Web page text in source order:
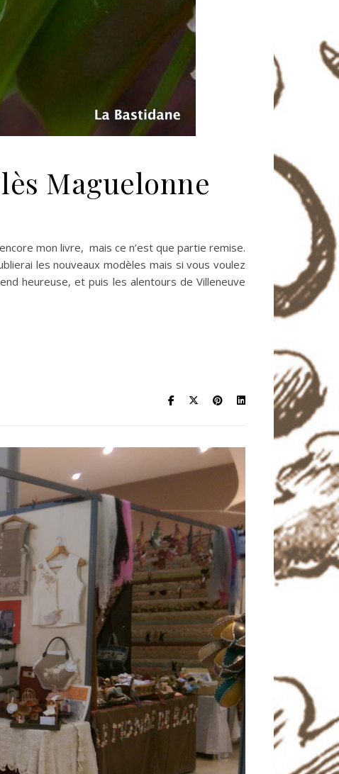
Maguelonne
mon livre, mais ce n’est que partie remise.
les nouveaux modèles mais si vous voulez
heureuse, et puis les alentours de Villeneuve